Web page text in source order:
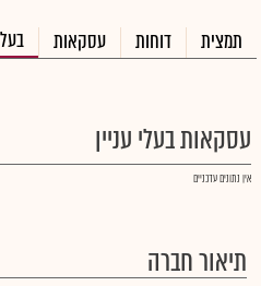
תמצית דוחות עסקאות
עסקאות בעלי עניין
אין נתונים עדכניים
תיאור חברה